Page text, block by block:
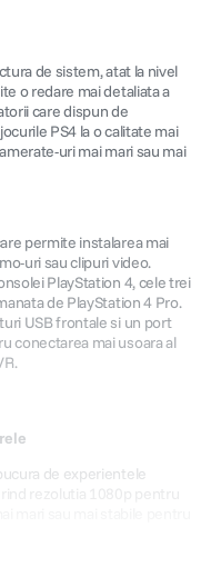
de sistem, atat la nivel
o redare mai detaliata a
care dispun de
PS4 la o calitate mai
uri mai mari sau mai
permite instalarea mai
uri sau clipuri video.
PlayStation 4, cele trei
de PlayStation 4 Pro.
USB frontale si un port
conectarea mai usoara al
de experientele